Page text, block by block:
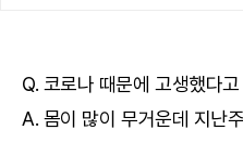
Q. 코로나 때문에 고생했다
A. 몸이 많이 무거운데 지난